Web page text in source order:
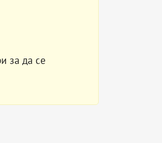
за да се